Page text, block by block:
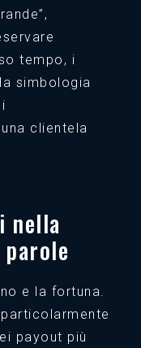
tempo, i
simbologia
clientela
nella
e la fortuna.
payout più